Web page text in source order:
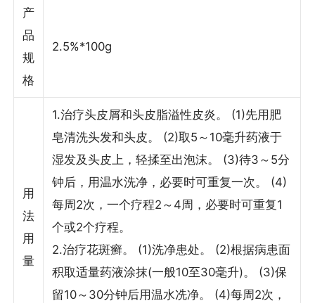
产
品
规
格
2.5%*100g
用
法
用
量
1.治疗头皮屑和头皮脂溢性皮炎。 (1)先用肥
皂清洗头发和头皮。 (2)取5～10毫升药液于
湿发及头皮上，轻揉至出泡沫。 (3)待3～5分
钟后，用温水洗净，必要时可重复一次。 (4)
每周2次，一个疗程2～4周，必要时可重复1
个或2个疗程。
2.治疗花斑癣。 (1)洗净患处。 (2)根据病患面
积取适量药液涂抹(一般10至30毫升)。 (3)保
留10～30分钟后用温水冼净。 (4)每周2次，